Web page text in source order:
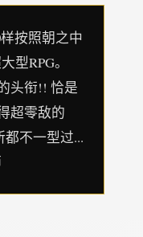
按照朝之中
型RPG。
头衔!! 恰是
超零敌的
都不一型过...